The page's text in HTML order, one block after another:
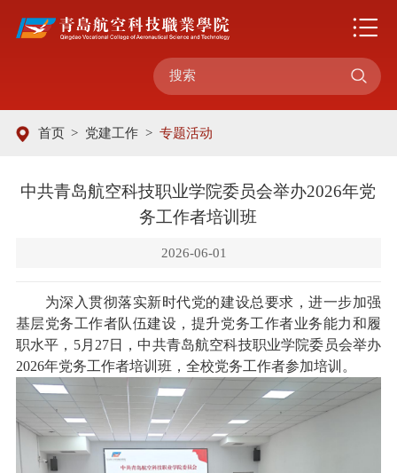

首页 > 党建工作 > 专题活动
中共青岛航空科技职业学院委员会举办2026年党
务工作者培训班
2026-06-01
为深入贯彻落实新时代党的建设总要求，进一步加强
基层党务工作者队伍建设，提升党务工作者业务能力和履
职水平，5月27日，中共青岛航空科技职业学院委员会举办
2026年党务工作者培训班，全校党务工作者参加培训。